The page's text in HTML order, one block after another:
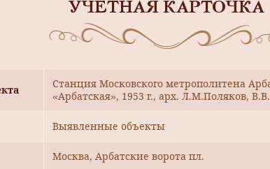
УЧЕТНАЯ КАРТОЧКА
Станция Московского метрополитена
«Арбатская», 1953 г., арх. Л.М.Поляков,
Выявленные объекты
Москва, Арбатские ворота пл.